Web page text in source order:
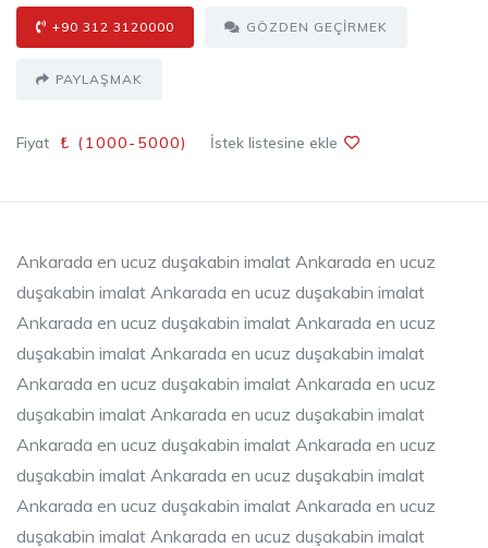
+90 312 3120000 GÖZDEN GEÇIRMEK
PAYLAŞMAK
Fiyat ₺ (1000-5000) İstek listesine ekle
Ankarada en ucuz duşakabin imalat Ankarada en ucuz
duşakabin imalat Ankarada en ucuz duşakabin imalat
Ankarada en ucuz duşakabin imalat Ankarada en ucuz
duşakabin imalat Ankarada en ucuz duşakabin imalat
Ankarada en ucuz duşakabin imalat Ankarada en ucuz
duşakabin imalat Ankarada en ucuz duşakabin imalat
Ankarada en ucuz duşakabin imalat Ankarada en ucuz
duşakabin imalat Ankarada en ucuz duşakabin imalat
Ankarada en ucuz duşakabin imalat Ankarada en ucuz
duşakabin imalat Ankarada en ucuz duşakabin imalat